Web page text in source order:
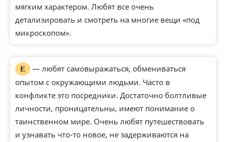
мягким характером. Любят все очень
детализировать и смотреть на многие вещи «под
микроскопом».
Е
— любят самовыражаться, обмениваться
опытом с окружающими людьми. Часто в
конфликте это посредники. Достаточно болтливые
личности, проницательны, имеют понимание о
таинственном мире. Очень любят путешествовать
и узнавать что-то новое, не задерживаются на